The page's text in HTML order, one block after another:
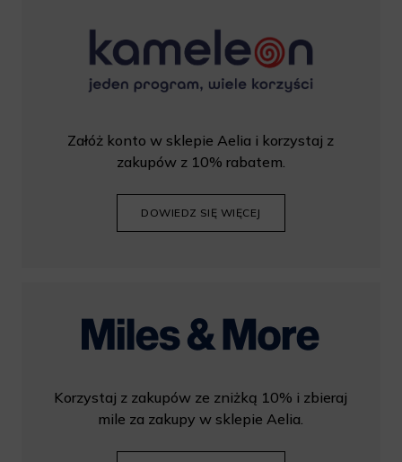
Załóż konto w sklepie Aelia i korzystaj z
zakupów z 10% rabatem.
DOWIEDZ SIĘ WIĘCEJ
Korzystaj z zakupów ze zniżką 10% i zbieraj
mile za zakupy w sklepie Aelia.